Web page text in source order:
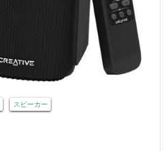
スピーカー